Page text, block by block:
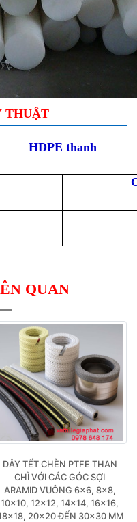
THUẬT
HDPE thanh
QUAN
DÂY TẾT CHÈN PTFE THAN
CHÌ VỚI CÁC GÓC SỢI
ARAMID VUÔNG 6×6, 8×8,
10×10, 12×12, 14×14, 16×16,
20×20 ĐẾN 30×30 MM